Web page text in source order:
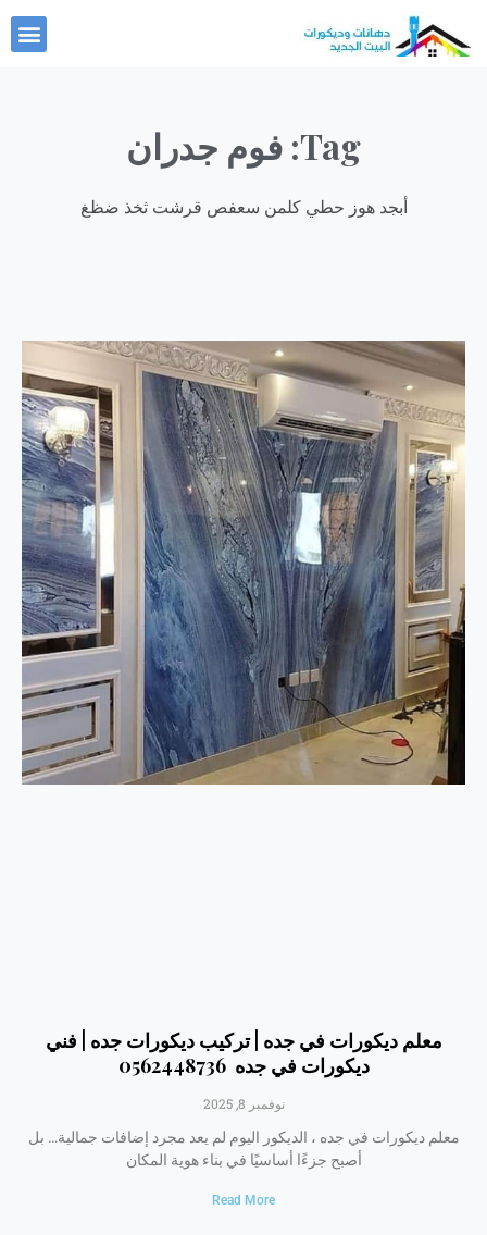
إلى
Tag: فوم جدران
أبجد هوز حطي كلمن سعفص قرشت ثخذ ضظغ
معلم ديكورات في جده | تركيب ديكورات جده | فني
ديكورات في جده 0562448736
نوفمبر 8, 2025
معلم ديكورات في جده ، الديكور اليوم لم يعد مجرد إضافات جمالية… بل
أصبح جزءًا أساسيًا في بناء هوية المكان
Read More